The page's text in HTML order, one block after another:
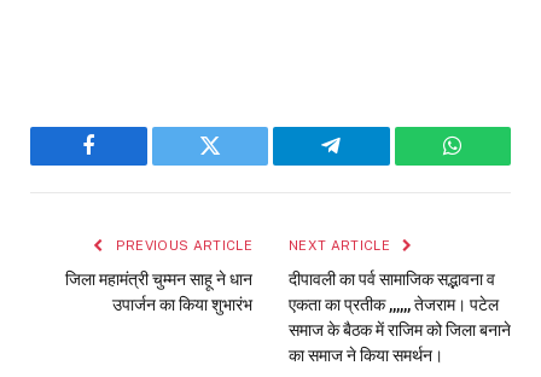
Facebook Twitter Telegram
PREVIOUS ARTICLE
जिला महामंत्री चुम्मन साहू ने धान
उपार्जन का किया शुभारंभ
NEXT ARTICLE
दीपावली का पर्व सामाजिक सद्भावना व
एकता का प्रतीक ,,,,,, तेजराम। पटेल
समाज के बैठक में राजिम को जिला बनाने
का समाज ने किया समर्थन।